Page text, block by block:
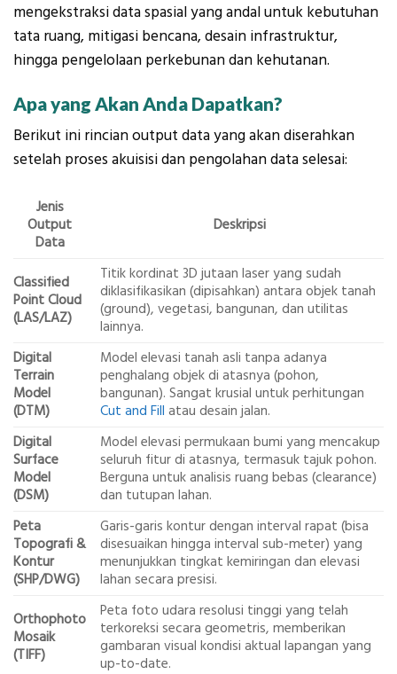
mengekstraksi data spasial yang andal untuk kebutuhan
tata ruang, mitigasi bencana, desain infrastruktur,
hingga pengelolaan perkebunan dan kehutanan.
Apa yang Akan Anda Dapatkan?
Berikut ini rincian output data yang akan diserahkan
setelah proses akuisisi dan pengolahan data selesai:
Jenis
Output
Data
Deskripsi
Classified
Point Cloud
(LAS/LAZ)
Titik kordinat 3D jutaan laser yang sudah
diklasifikasikan (dipisahkan) antara objek tanah
(ground), vegetasi, bangunan, dan utilitas
lainnya.
Digital
Terrain
Model
(DTM)
Model elevasi tanah asli tanpa adanya
penghalang objek di atasnya (pohon,
bangunan). Sangat krusial untuk perhitungan
Cut and Fill atau desain jalan.
Digital
Surface
Model
(DSM)
Model elevasi permukaan bumi yang mencakup
seluruh fitur di atasnya, termasuk tajuk pohon.
Berguna untuk analisis ruang bebas (clearance)
dan tutupan lahan.
Peta
Topografi &
Kontur
(SHP/DWG)
Garis-garis kontur dengan interval rapat (bisa
disesuaikan hingga interval sub-meter) yang
menunjukkan tingkat kemiringan dan elevasi
lahan secara presisi.
Orthophoto
Mosaik
(TIFF)
Peta foto udara resolusi tinggi yang telah
terkoreksi secara geometris, memberikan
gambaran visual kondisi aktual lapangan yang
up-to-date.